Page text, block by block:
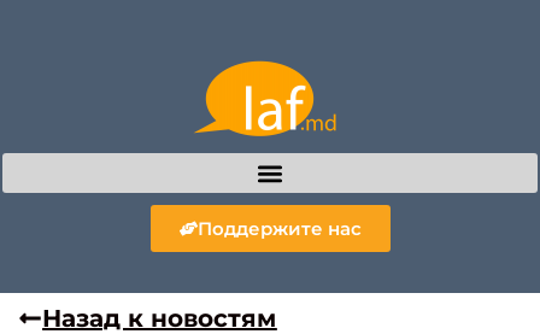
Поддержите нас
Назад к новостям